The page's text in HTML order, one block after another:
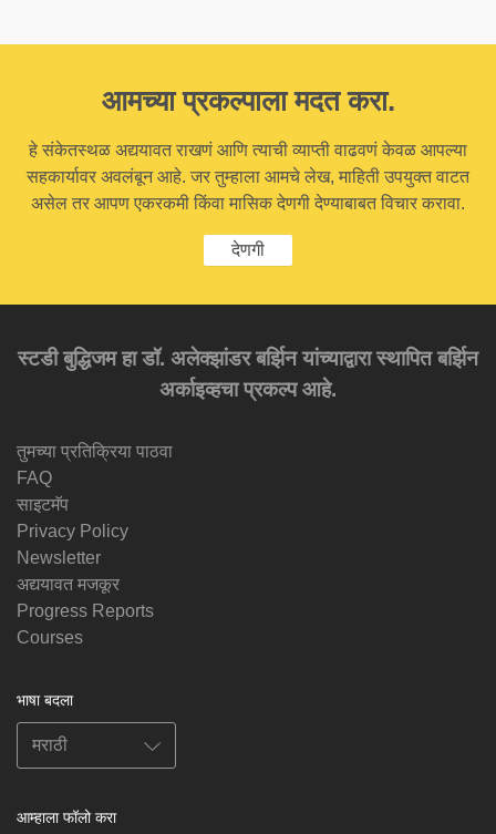
आमच्या प्रकल्पाला मदत करा.
हे संकेतस्थळ अद्ययावत राखणं आणि त्याची व्याप्ती वाढवणं केवळ आपल्या
सहकार्यावर अवलंबून आहे. जर तुम्हाला आमचे लेख, माहिती उपयुक्त वाटत
असेल तर आपण एकरकमी किंवा मासिक देणगी देण्याबाबत विचार करावा.
देणगी
स्टडी बुद्धिजम हा डॉ. अलेक्झांडर बर्झिन यांच्याद्वारा स्थापित बर्झिन
अर्काइव्हचा प्रकल्प आहे.
तुमच्या प्रतिक्रिया पाठवा
FAQ
साइटमॅप
Privacy Policy
Newsletter
अद्ययावत मजकूर
Progress Reports
Courses
भाषा बदला
आम्हाला फॉलो करा